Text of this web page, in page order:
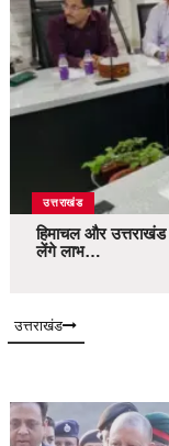
उत्तराखंड
हिमाचल और
लेंगे लाभ…
उत्तराखंड